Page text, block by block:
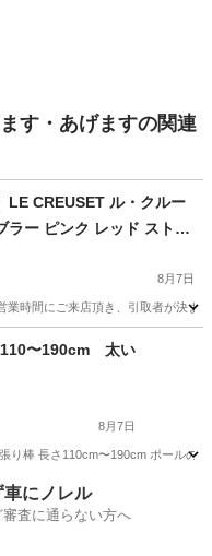
す・あげますの関連
LE CREUSET ル・クルー
ラー ピンク レッド ストー
ップ 食器 ペア食器 ギフト
8月7日
業時間にご来店頂き、引取者が決
110〜190cm 太い
8月7日
り棒 長さ110cm〜190cm ポールの
車にノレル
査に通らない方へ